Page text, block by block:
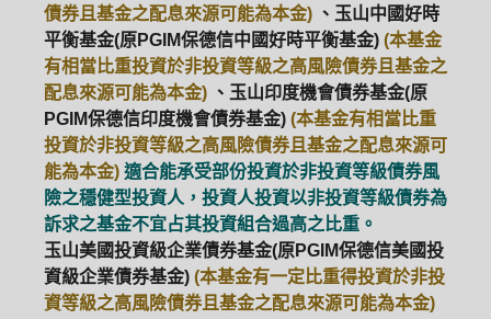
債券且基金之配息來源可能為本金) 、玉山中國好時
平衡基金(原PGIM保德信中國好時平衡基金) (本基金
有相當比重投資於非投資等級之高風險債券且基金之
配息來源可能為本金) 、玉山印度機會債券基金(原
PGIM保德信印度機會債券基金) (本基金有相當比重
投資於非投資等級之高風險債券且基金之配息來源可
能為本金) 適合能承受部份投資於非投資等級債券風
險之穩健型投資人，投資人投資以非投資等級債券為
訴求之基金不宜占其投資組合過高之比重。
玉山美國投資級企業債券基金(原PGIM保德信美國投
資級企業債券基金) (本基金有一定比重得投資於非投
資等級之高風險債券且基金之配息來源可能為本金)